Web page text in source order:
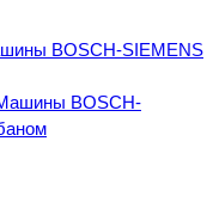
BOSCH-SIEMENS